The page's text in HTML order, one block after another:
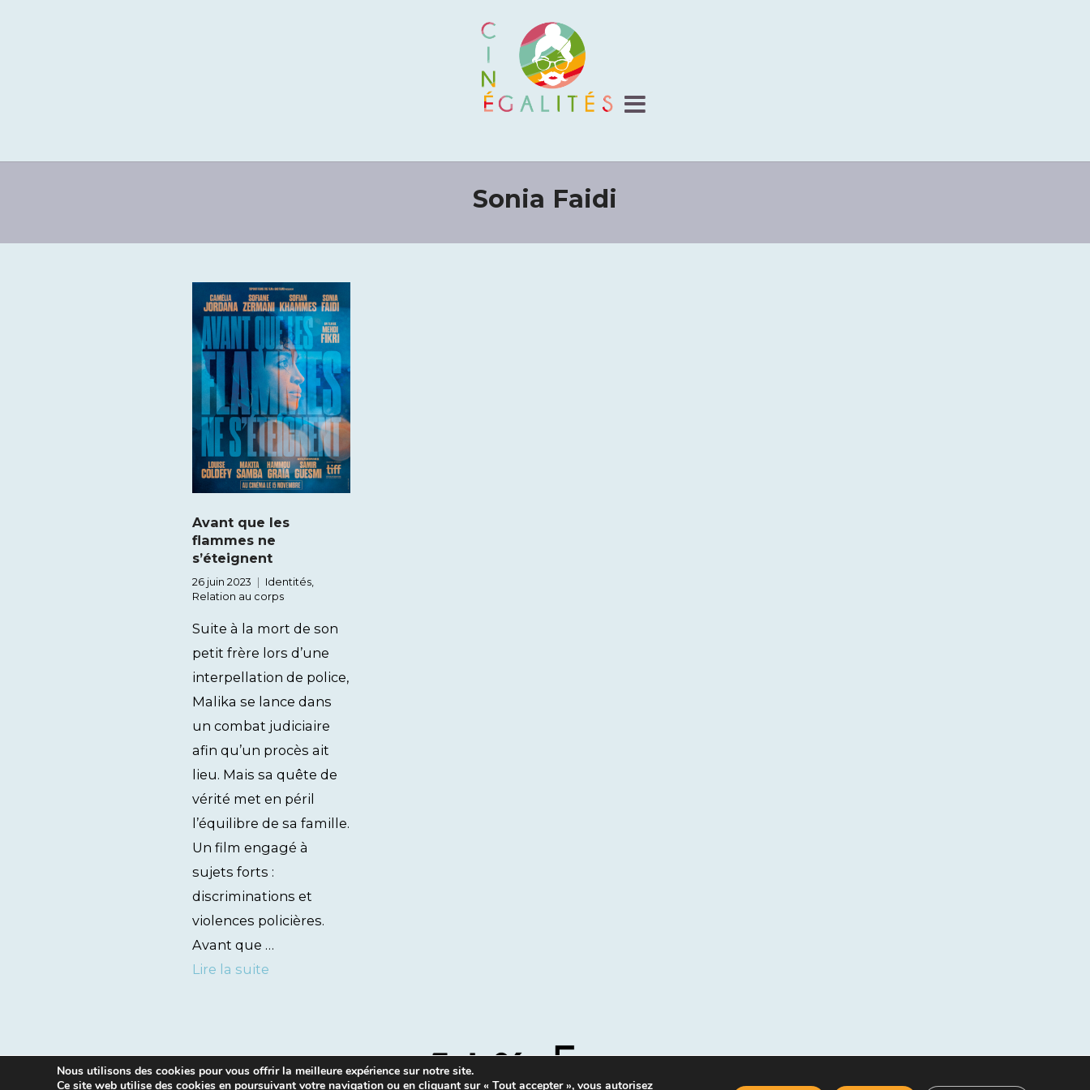
Sonia Faidi
Avant que les
flammes ne
s’éteignent
26 juin 2023 Identités,
Relation au corps
Suite à la mort de son
petit frère lors d’une
interpellation de police,
Malika se lance dans
un combat judiciaire
afin qu’un procès ait
lieu. Mais sa quête de
vérité met en péril
l’équilibre de sa famille.
Un film engagé à
sujets forts :
discriminations et
violences policières.
Avant que …
Lire la suite
Nous utilisons des cookies pour vous offrir la meilleure expérience sur notre site.
Ce site web utilise des cookies en poursuivant votre navigation ou en cliquant sur « Tout accepter », vous autorisez